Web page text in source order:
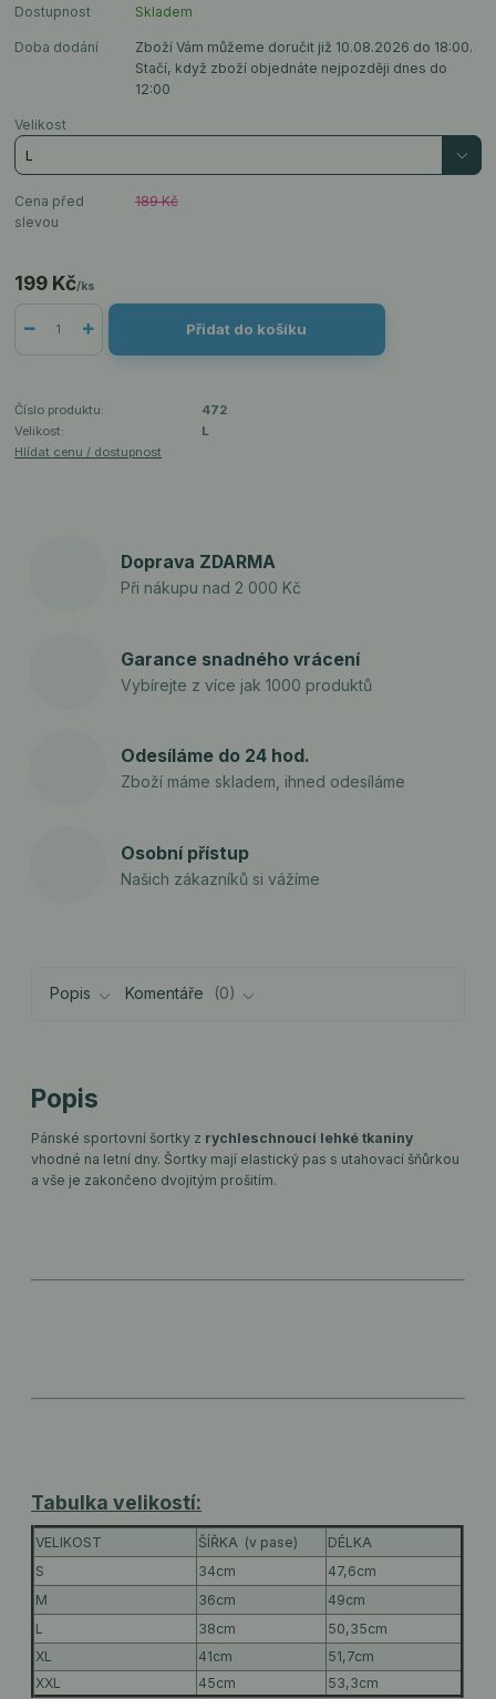
Dostupnost Skladem
Doba dodání
Zboží Vám můžeme doručit již 10.08.2026 do 18:00.
Stačí, když zboží objednáte nejpozději dnes do
12:00
Velikost
Cena před
slevou
189 Kč
199 Kč/ks
Přidat do košíku
Číslo produktu:
472
Velikost:
L
Hlídat cenu / dostupnost
Doprava ZDARMA
Při nákupu nad 2 000 Kč
Garance snadného vrácení
Vybírejte z více jak 1000 produktů
Odesíláme do 24 hod.
Zboží máme skladem, ihned odesíláme
Osobní přístup
Našich zákazníků si vážíme
Popis Komentáře 0
Popis
Pánské sportovní šortky z rychleschnoucí lehké tkaniny
vhodné na letní dny. Šortky mají elastický pas s utahovací šňůrkou
a vše je zakončeno dvojitým prošitím.
Tabulka velikostí:
VELIKOST ŠÍŘKA (v pase)
DÉLKA
S
34cm
47,6cm
M
36cm
49cm
L
38cm
50,35cm
XL
41cm
51,7cm
XXL
45cm 53,3cm